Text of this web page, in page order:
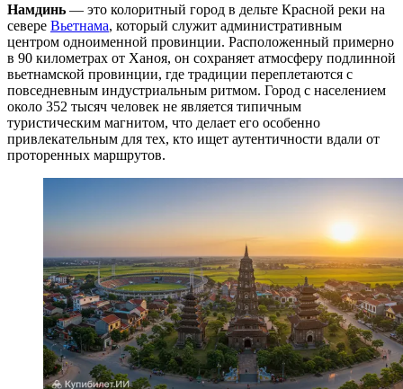
Намдинь — это колоритный город в дельте Красной реки на
севере Вьетнама, который служит административным
центром одноименной провинции. Расположенный примерно
в 90 километрах от Ханоя, он сохраняет атмосферу подлинной
вьетнамской провинции, где традиции переплетаются с
повседневным индустриальным ритмом. Город с населением
около 352 тысяч человек не является типичным
туристическим магнитом, что делает его особенно
привлекательным для тех, кто ищет аутентичности вдали от
проторенных маршрутов.